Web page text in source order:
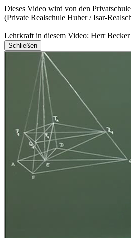
Dieses Video wird von den
(Private Realschule Huber / Isar-
Lehrkraft in diesem Video: Herr Becker
Schließen